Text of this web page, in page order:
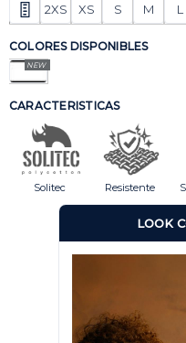
2XS XS S M L
COLORES DISPONIBLES
NEW
CARACTERISTICAS
Solitec Resistente
LOOK